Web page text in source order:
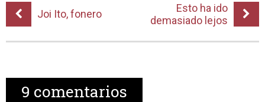
Joi Ito, fonero
Esto ha ido
demasiado lejos
9 comentarios